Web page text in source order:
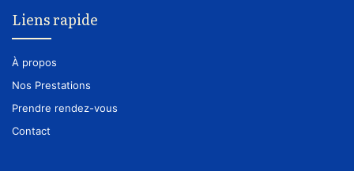
Liens rapide
À propos
Nos Prestations
Prendre rendez-vous
Contact